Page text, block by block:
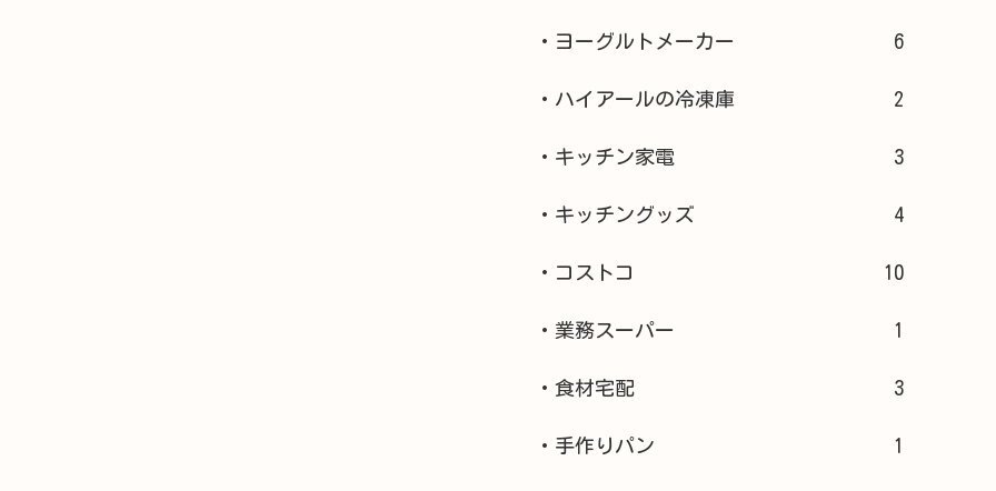
・ヨーグルトメーカー 6
・ハイアールの冷凍庫 2
・キッチン家電 3
・キッチングッズ 4
・コストコ 10
・業務スーパー 1
・食材宅配 3
・手作りパン 1